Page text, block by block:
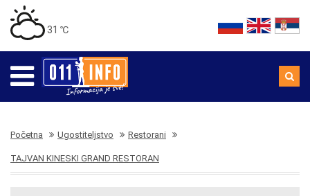
31 ℃
Početna Ugostiteljstvo Restorani
TAJVAN KINESKI GRAND RESTORAN